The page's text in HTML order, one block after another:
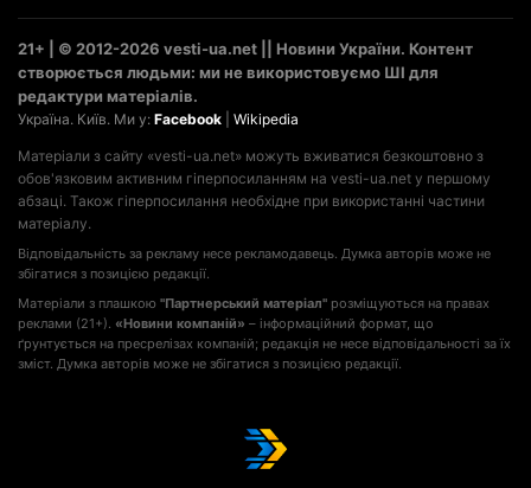
21+ | © 2012-2026 vesti-ua.net || Новини України. Контент
створюється людьми: ми не використовуємо ШІ для
редактури матеріалів.
Україна. Київ. Ми у: Facebook Wikipedia
Матеріали з сайту «vesti-ua.net» можуть вживатися безкоштовно з
обов'язковим активним гіперпосиланням на vesti-ua.net у першому
абзаці. Також гіперпосилання необхідне при використанні частини
матеріалу.
Відповідальність за рекламу несе рекламодавець. Думка авторів може не
збігатися з позицією редакції.
Матеріали з плашкою "Партнерський матеріал" розміщуються на правах
реклами (21+). «Новини компаній» – інформаційний формат, що
ґрунтується на пресрелізах компаній; редакція не несе відповідальності за їх
зміст. Думка авторів може не збігатися з позицією редакції.